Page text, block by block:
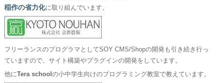
稲作の省力化に取り組んでいます。
フリーランスのプログラマとしてSOY CMS/Shopの開発も引き続き行っ
ていますので、サイト構築やプラグインの開発をしています。
他にTera school の小中学生向けのプログラミング教室で教えています。